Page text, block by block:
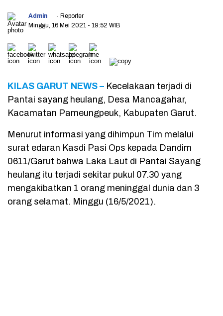
Admin
- Reporter
Minggu, 16 Mei 2021 - 19:52 WIB
KILAS GARUT NEWS – Kecelakaan terjadi di
Pantai sayang heulang, Desa Mancagahar,
Kacamatan Pameungpeuk, Kabupaten Garut.
Menurut informasi yang dihimpun Tim melalui
surat edaran Kasdi Pasi Ops kepada Dandim
0611/Garut bahwa Laka Laut di Pantai Sayang
heulang itu terjadi sekitar pukul 07.30 yang
mengakibatkan 1 orang meninggal dunia dan 3
orang selamat. Minggu (16/5/2021).